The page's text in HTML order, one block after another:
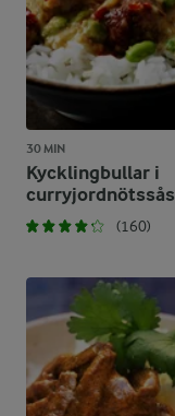
30 MIN
Kycklingbullar i
curryjordnötssås
(160)